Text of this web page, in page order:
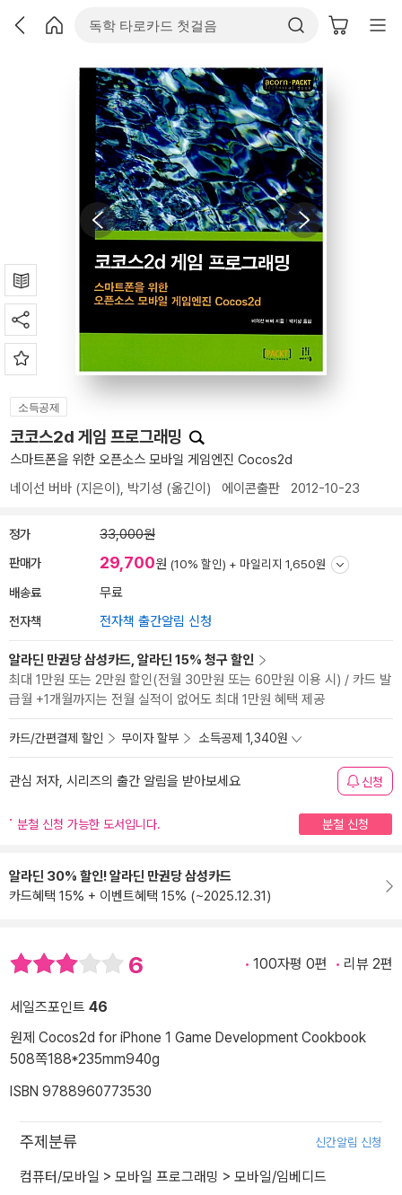
소득공제
코코스2d 게임 프로그래밍
스마트폰을 위한 오픈소스 모바일 게임엔진 Cocos2d
네이선 버바 (지은이), 박기성 (옮긴이) 에이콘출판 2012-10-23
정가 33,000원
판매가 29,700원 (10% 할인) + 마일리지 1,650원
배송료 무료
전자책 전자책 출간알림 신청
알라딘 만권당 삼성카드, 알라딘 15% 청구 할인
최대 1만원 또는 2만원 할인(전월 30만원 또는 60만원 이용 시) / 카드 발
급월 +1개월까지는 전월 실적이 없어도 최대 1만원 혜택 제공
카드/간편결제 할인 무이자 할부 소득공제 1,340원
관심 저자, 시리즈의 출간 알림을 받아보세요 신청
분철 신청 가능한 도서입니다. 분철 신청
알라딘 30% 할인! 알라딘 만권당 삼성카드
카드혜택 15% + 이벤트혜택 15% (~2025.12.31)
6 100자평 0편 리뷰 2편
세일즈포인트 46
원제 Cocos2d for iPhone 1 Game Development Cookbook
508쪽188*235mm940g
ISBN 9788960773530
주제분류 신간알림 신청
컴퓨터/모바일 > 모바일 프로그래밍 > 모바일/임베디드